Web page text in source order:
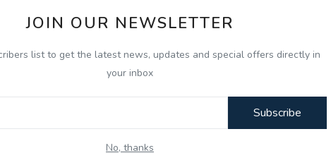
JOIN OUR NEWSLETTER
list to get the latest news, updates and special offers directly in
your inbox
Subscribe
No, thanks
ਪ੍ਰਦਾਨ ਕਰਨ ਅਤੇ ਰਿਹਾਇਸ਼ ਅਤੇ ਜਲਵਾਯੂ ਸੰਕਟ 'ਤੇ ਬਣਦੀ ਕਾਰਵਾਈ ਕਰਨ ਦੇ ਯੋਗ